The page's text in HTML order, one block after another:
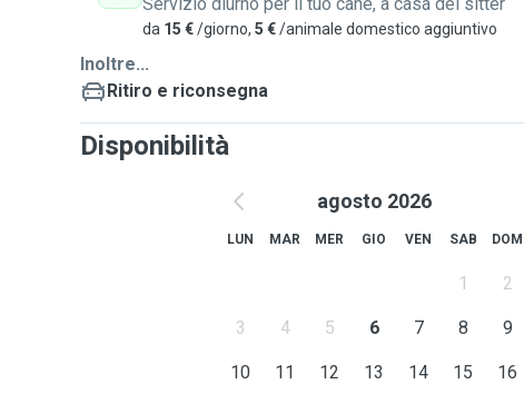
da 15 €/giorno, 5 €/animale domestico aggiuntivo
Inoltre...
Ritiro e riconsegna
Disponibilità
agosto 2026
LUN MAR MER GIO VEN SAB DOM
1 2
3 4 5 6 7 8 9
10 11 12 13 14 15 16